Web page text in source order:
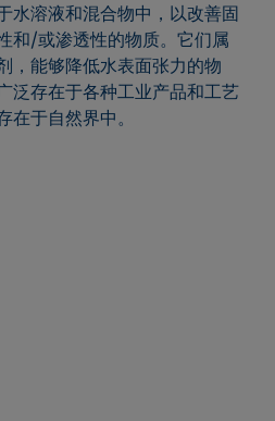
水溶液和混合物中，以改善固
和/或渗透性的物质。它们属
，能够降低水表面张力的物
泛存在于各种工业产品和工艺
在于自然界中。